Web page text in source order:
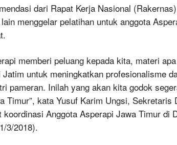
dari Rapat Kerja Nasional
menggelar pelatihan untuk anggota
memberi peluang kepada kita, materi
untuk meningkatkan profesionalisme
pameran. Inilah yang akan kita godok
Timur”, kata Yusuf Karim Ungsi, Sekretaris
Anggota Asperapi Jawa Timur di
3/2018).